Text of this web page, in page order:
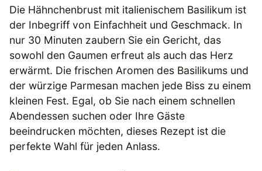
Die Hähnchenbrust mit italienischem Basilikum ist
der Inbegriff von Einfachheit und Geschmack. In
nur 30 Minuten zaubern Sie ein Gericht, das
sowohl den Gaumen erfreut als auch das Herz
erwärmt. Die frischen Aromen des Basilikums und
der würzige Parmesan machen jede Biss zu einem
kleinen Fest. Egal, ob Sie nach einem schnellen
Abendessen suchen oder Ihre Gäste
beeindrucken möchten, dieses Rezept ist die
perfekte Wahl für jeden Anlass.